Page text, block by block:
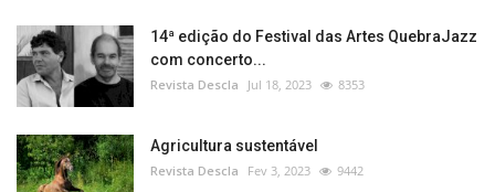
14ª edição do Festival das Artes QuebraJazz
com concerto...
Revista Descla Jul 18, 2023 8353
Agricultura sustentável
Revista Descla Fev 3, 2023 9442